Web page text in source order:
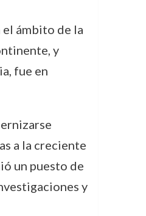
el ámbito de la
y
fue en
a la creciente
un puesto de
y